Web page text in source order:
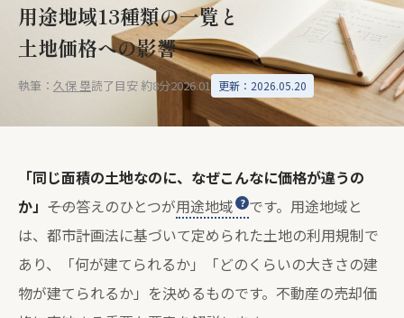
用途地域13種類の一覧と
土地価格への影響
執筆： 久保 塁読了目安 約8分2026.01 更新：2026.05.20
「同じ面積の土地なのに、なぜこんなに価格が違うの
か」 ――その答えのひとつが用途地域
です。用途地域と
は、都市計画法に基づいて定められた土地の利用規制で
あり、「何が建てられるか」「どのくらいの大きさの建
物が建てられるか」を決めるものです。不動産の売却価